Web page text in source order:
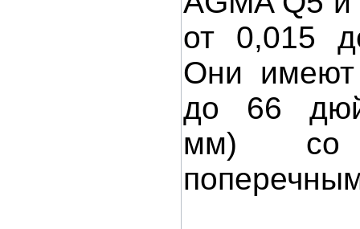
от 0,015
Они
до 66
мм) со